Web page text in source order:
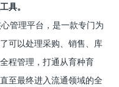
具。
管理平台，是一款专门为
可以处理采购、销售、库
程管理，打通从育种育
至最终进入流通领域的全